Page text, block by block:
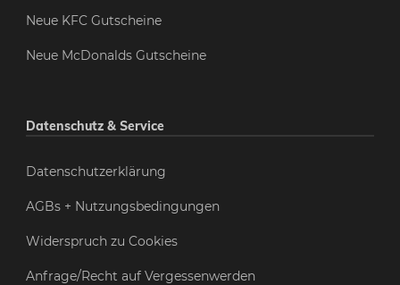
Neue KFC Gutscheine
Neue McDonalds Gutscheine
Datenschutz & Service
Datenschutzerklärung
AGBs + Nutzungsbedingungen
Widerspruch zu Cookies
Anfrage/Recht auf Vergessenwerden